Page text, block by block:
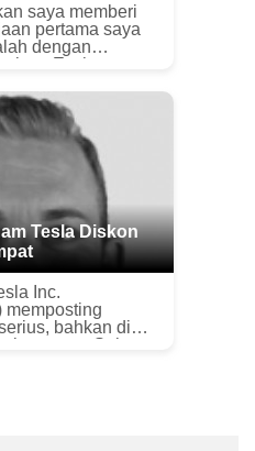
pertama saya
dengan
Exchange
Great Bull
Tesla Diskon
memposting
bahkan di
pasar. Saham